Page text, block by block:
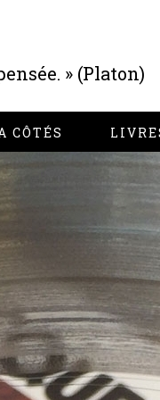
» (Platon)
CÔTÉS